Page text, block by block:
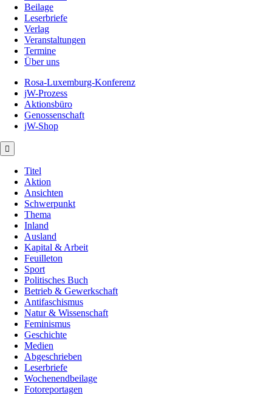
Beilage
Leserbriefe
Verlag
Veranstaltungen
Termine
Über uns
Rosa-Luxemburg-Konferenz
jW-Prozess
Aktionsbüro
Genossenschaft
jW-Shop
Titel
Aktion
Ansichten
Schwerpunkt
Thema
Inland
Ausland
Kapital & Arbeit
Feuilleton
Sport
Politisches Buch
Betrieb & Gewerkschaft
Antifaschismus
Natur & Wissenschaft
Feminismus
Geschichte
Medien
Abgeschrieben
Leserbriefe
Wochenendbeilage
Fotoreportagen